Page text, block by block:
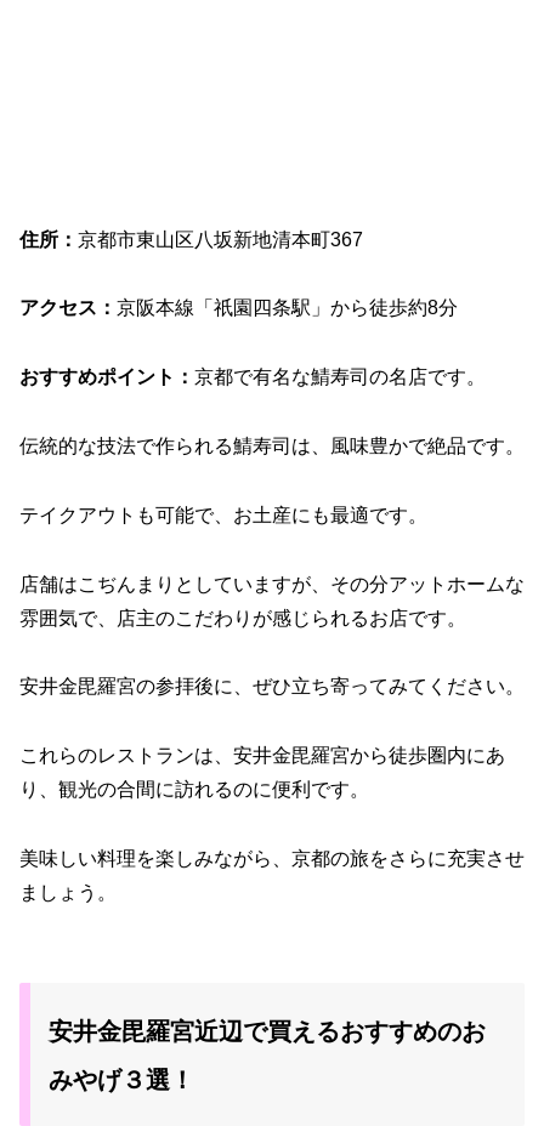
住所： 京都市東山区八坂新地清本町367
アクセス： 京阪本線「祇園四条駅」から徒歩約8分
おすすめポイント： 京都で有名な鯖寿司の名店です。
伝統的な技法で作られる鯖寿司は、風味豊かで絶品です。
テイクアウトも可能で、お土産にも最適です。
店舗はこぢんまりとしていますが、その分アットホームな
雰囲気で、店主のこだわりが感じられるお店です。
安井金毘羅宮の参拝後に、ぜひ立ち寄ってみてください。
これらのレストランは、安井金毘羅宮から徒歩圏内にあ
り、観光の合間に訪れるのに便利です。
美味しい料理を楽しみながら、京都の旅をさらに充実させ
ましょう。
安井金毘羅宮近辺で買えるおすすめのお
みやげ３選！